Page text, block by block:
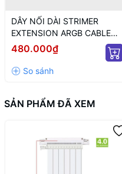
DÂY NỐI DÀI STRIMER
EXTENSION ARGB CABLE
12+4 TO 12P+4P WHITE
(MÀU TRẮNG/ 12VHPWR)
480.000₫
SẢN PHẨM ĐÃ XEM